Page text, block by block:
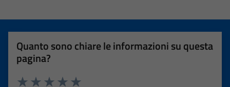
Quanto sono chiare le informazioni su questa
pagina?